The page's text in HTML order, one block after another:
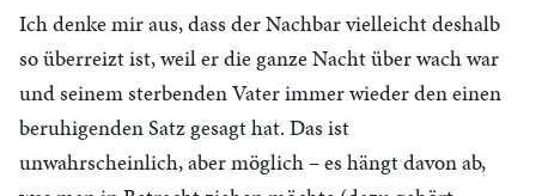
Ich denke mir aus, dass der Nachbar vielleicht deshalb
so überreizt ist, weil er die ganze Nacht über wach war
und seinem sterbenden Vater immer wieder den einen
beruhigenden Satz gesagt hat. Das ist
unwahrscheinlich, aber möglich – es hängt davon ab,